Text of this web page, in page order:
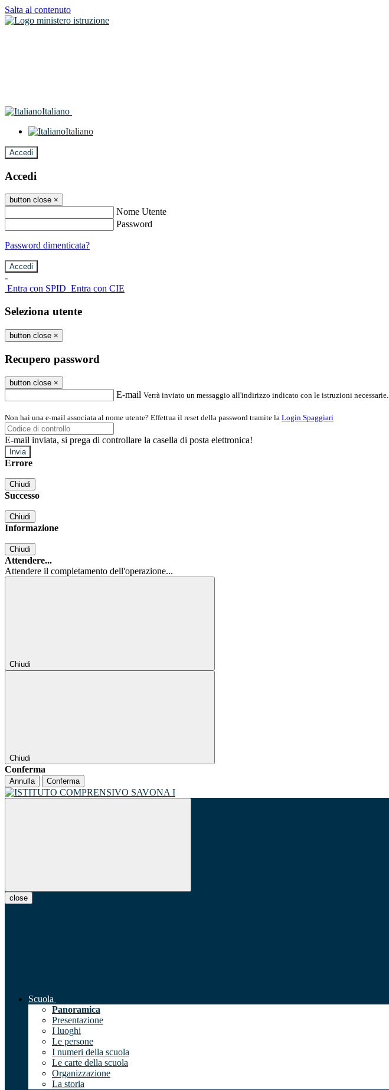
Salta al contenuto
Italiano
Italiano
Accedi
Accedi
button close ×
Nome Utente
Password
Password dimenticata?
-
Entra con SPID Entra con CIE
Seleziona utente
button close ×
Recupero password
button close ×
E-mail Verrà inviato un messaggio all'indirizzo indicato con le istruzioni necessarie.
Non hai una e-mail associata al nome utente? Effettua il reset della password tramite la Login Spaggiari
E-mail inviata, si prega di controllare la casella di posta elettronica!
Errore
Chiudi
Successo
Chiudi
Informazione
Chiudi
Attendere...
Attendere il completamento dell'operazione...
Chiudi
Chiudi
Conferma
Annulla Conferma
close
Scuola
Panoramica
Presentazione
I luoghi
Le persone
I numeri della scuola
Le carte della scuola
Organizzazione
La storia